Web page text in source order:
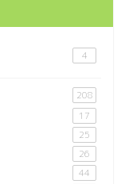
4
208
17
25
26
44